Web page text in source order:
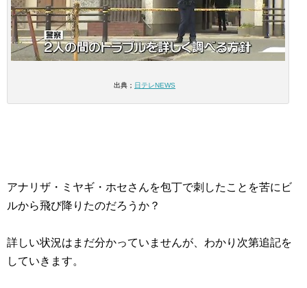
出典； 日テレNEWS
アナリザ・ミヤギ・ホセさんを包丁で刺したことを苦にビ
ルから飛び降りたのだろうか？
詳しい状況はまだ分かっていませんが、わかり次第追記を
していきます。